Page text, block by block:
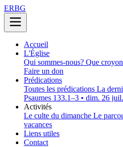
ERBG
Accueil
L'Église
Qui sommes-nous? Que
Faire un don
Prédications
Toutes les prédications La
Psaumes 133.1–3 • dim. 26
Activités
Le culte du dimanche Le
vacances
Liens utiles
Contact